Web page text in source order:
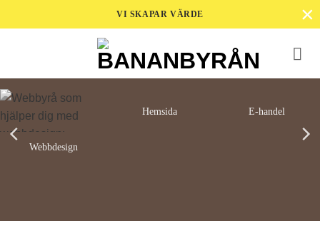
to
VI SKAPAR VÄRDE
Webbdesign
Hemsida E-handel
×